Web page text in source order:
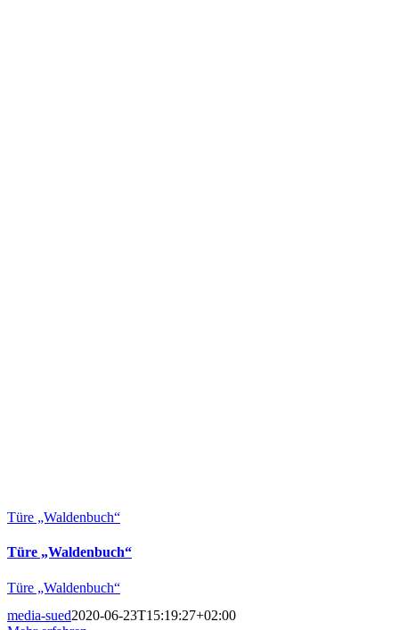
Türe „Waldenbuch“
Türe „Waldenbuch“
Türe „Waldenbuch“
media-sued2020-06-23T15:19:27+02:00